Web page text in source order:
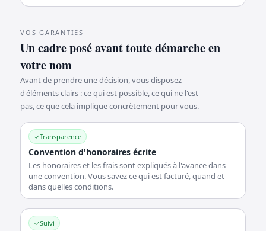
VOS GARANTIES
Un cadre posé avant toute démarche en
votre nom
Avant de prendre une décision, vous disposez
d'éléments clairs : ce qui est possible, ce qui ne l'est
pas, ce que cela implique concrètement pour vous.
✓Transparence
Convention d'honoraires écrite
Les honoraires et les frais sont expliqués à l'avance dans
une convention. Vous savez ce qui est facturé, quand et
dans quelles conditions.
✓Suivi